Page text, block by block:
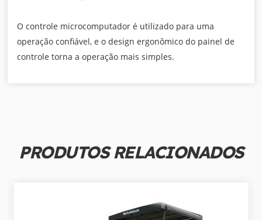
O controle microcomputador é utilizado para uma
operação confiável, e o design ergonômico do painel de
controle torna a operação mais simples.
PRODUTOS RELACIONADOS